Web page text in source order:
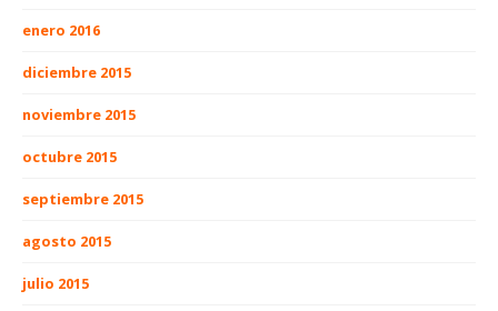
enero 2016
diciembre 2015
noviembre 2015
octubre 2015
septiembre 2015
agosto 2015
julio 2015